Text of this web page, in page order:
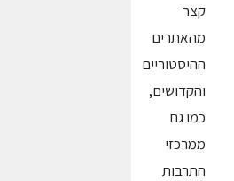
קצר
מהאתרים
ההיסטוריים
והקדושים,
כמו גם
ממרכזי
התרבות